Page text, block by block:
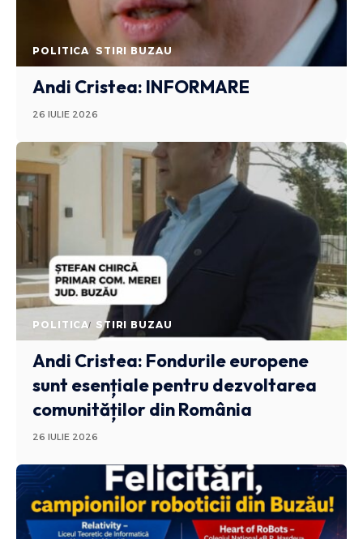
POLITICA STIRI BUZAU
Andi Cristea: INFORMARE
26 IULIE 2026
POLITICA STIRI BUZAU
Andi Cristea: Fondurile europene
sunt esențiale pentru dezvoltarea
comunităților din România
26 IULIE 2026